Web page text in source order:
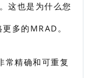
这也是为什么您
多的MRAD。
精确和可重复